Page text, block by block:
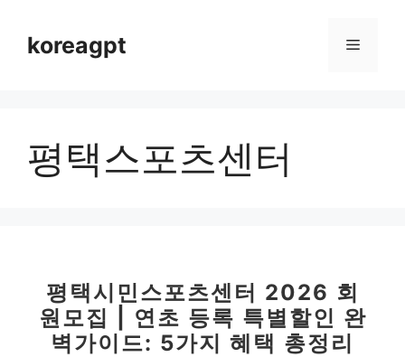
koreagpt 메
평택스포츠센터
평택시민스포츠센터 2026 회
원모집 | 연초 등록 특별할인 완
벽가이드: 5가지 혜택 총정리